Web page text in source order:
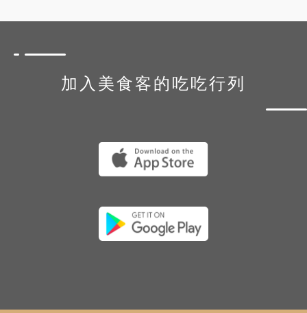
加入美食客的吃吃行列